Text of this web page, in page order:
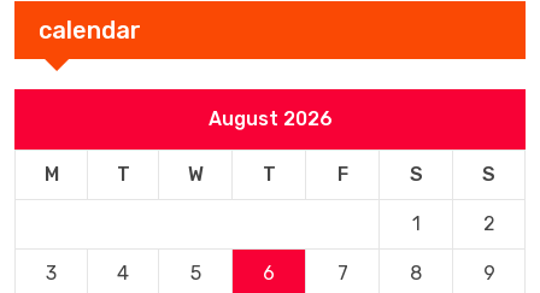
calendar
August 2026
M T W T F S S
1 2
3 4 5 6 7 8 9